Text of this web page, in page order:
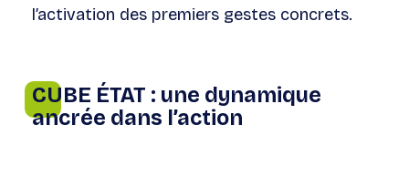
l’activation des premiers gestes concrets.
CUBE ÉTAT : une dynamique
ancrée dans l’action